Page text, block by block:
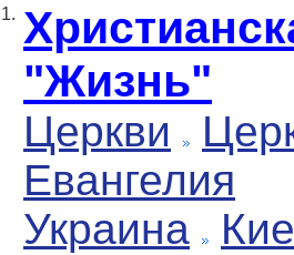
1.
"Жизнь"
Церкви
Евангелия
Украина